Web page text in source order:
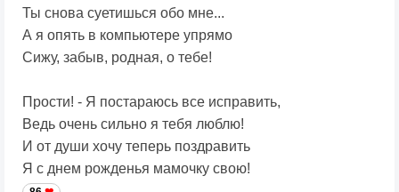
Ты снова суетишься обо мне...
А я опять в компьютере упрямо
Сижу, забыв, родная, о тебе!
Прости! - Я постараюсь все исправить,
Ведь очень сильно я тебя люблю!
И от души хочу теперь поздравить
Я с днем рожденья мамочку свою!